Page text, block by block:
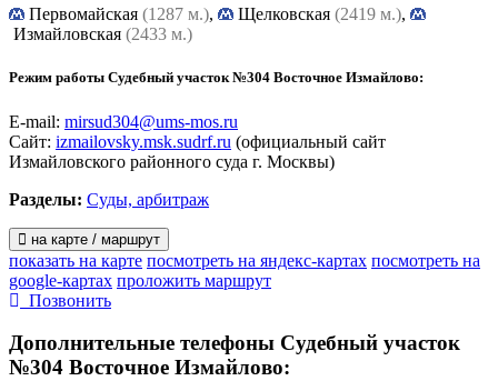
Первомайская (1287 м.), Щелковская (2419 м.),
Измайловская (2433 м.)
Режим работы Судебный участок №304 Восточное Измайлово:
E-mail: mirsud304@ums-mos.ru
Сайт: izmailovsky.msk.sudrf.ru (официальный сайт
Измайловского районного суда г. Москвы)
Разделы: Суды, арбитраж
на карте / маршрут
показать на карте посмотреть на яндекс-картах посмотреть на
google-картах проложить маршрут
Позвонить
Дополнительные телефоны Судебный участок
№304 Восточное Измайлово: